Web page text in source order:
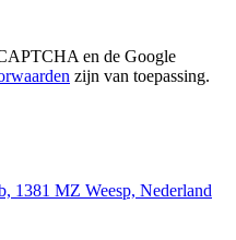
en de Google
zijn van toepassing.
1381 MZ Weesp, Nederland